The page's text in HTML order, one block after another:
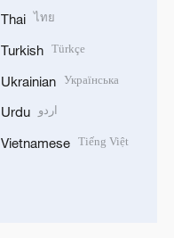
Thai ไทย
Turkish Türkçe
Ukrainian Українська
Urdu اردو
Vietnamese Tiếng Việt